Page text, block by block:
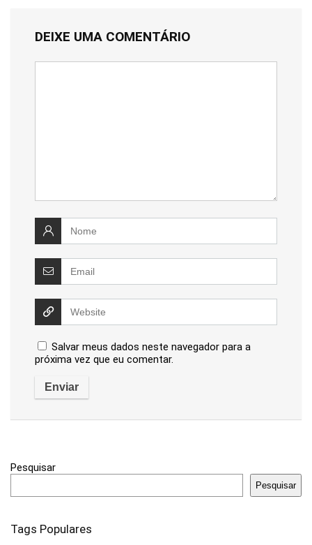
DEIXE UMA COMENTÁRIO
Salvar meus dados neste navegador para a
próxima vez que eu comentar.
Pesquisar
Pesquisar
Tags Populares